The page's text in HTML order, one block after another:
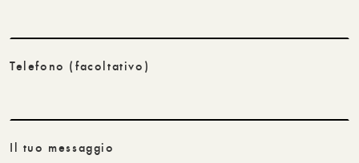
Telefono (facoltativo)
Il tuo messaggio